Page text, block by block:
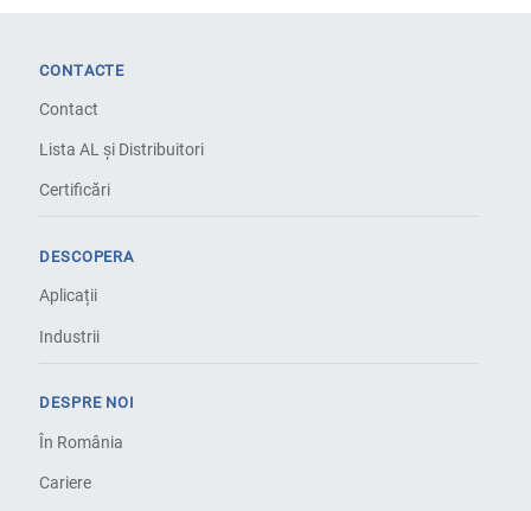
CONTACTE
Contact
Lista AL și Distribuitori
Certificări
DESCOPERA
Aplicații
Industrii
DESPRE NOI
În România
Cariere